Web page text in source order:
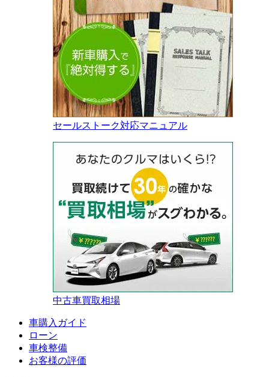
セールストーク対応マニュアル
中古車買取相場
車購入ガイド
ローン
車検整備
お客様の評価